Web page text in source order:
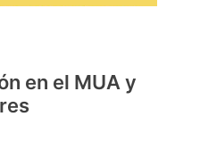
en el MUA y